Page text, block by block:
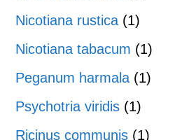
Nicotiana rustica (1)
Nicotiana tabacum (1)
Peganum harmala (1)
Psychotria viridis (1)
Ricinus communis (1)